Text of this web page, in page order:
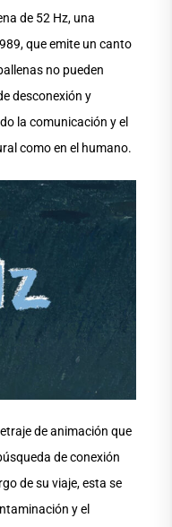
de 52 Hz, una
que emite un canto
no pueden
desconexión y
la comunicación y el
como en el humano.
de animación que
de conexión
de su viaje, esta se
y el